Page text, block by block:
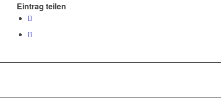
Eintrag teilen